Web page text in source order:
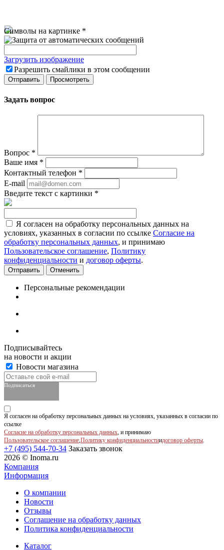
Символы на картинке *
Загрузить изображение
Разрешить смайлики в этом сообщении
Задать вопрос
Вопрос *
Ваше имя *
Контактный телефон *
E-mail
Введите текст с картинки *
Я согласен на обработку персональных данных на
условиях, указанных в согласии по ссылке Согласие на
обработку персональных данных, и принимаю
Пользовательское соглашение, Политику
конфиденциальности и договор оферты.
Отменить
Персональные рекомендации
Подписывайтесь
на новости и акции
Новости магазина
Подписаться
Я согласен на обработку персональных данных на условиях, указанных в согласии по
ссылке
Согласие на обработку персональных данных, и принимаю
Пользовательское соглашение,Политику конфиденциальностиидоговор оферты.
+7 (495) 544-70-34 Заказать звонок
2026 © Inoma.ru
Компания
Информация
О компании
Новости
Отзывы
Соглашение на обработку данных
Политика конфиденциальности
Каталог